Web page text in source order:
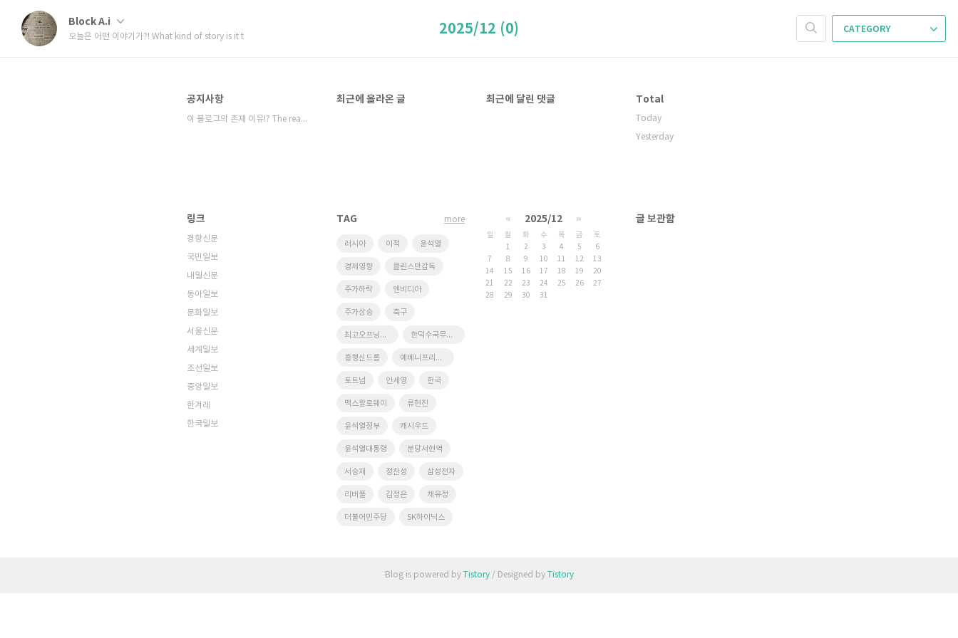
Block A.i
오늘은 어떤 이야기가?! What kind of story is it t
CATEGORY
2025/12 (0)
공지사항
이 블로그의 존재 이유!? The reason⋯
최근에 올라온 글 최근에 달린 댓글 Total
Today
Yesterday
링크
경향신문
국민일보
내일신문
동아일보
문화일보
서울신문
세계일보
조선일보
중앙일보
한겨레
한국일보
TAG
러시아 이적 윤석열
경제영향 클린스만감독
주가하락 엔비디아
주가상승 축구
최고오프닝스코어 한덕수국무총리
흥행신드롬 예베니프리고진
토트넘 안세영 한국
맥스할로웨이 류현진
윤석열정부 캐시우드
윤석열대통령 분당서현역
서승재 정찬성 삼성전자
리버풀 김정은 채유정
더불어민주당 SK하이닉스
more « 2025/12 »
일 월 화 수 목 금
토
1
2 3 4 5
6
7
8 9 10 11 12
13
14
15 16 17 18 19
20
21
22 23 24 25 26
27
28
29 30 31
글 보관함
Blog is powered by Tistory/ Designed by Tistory